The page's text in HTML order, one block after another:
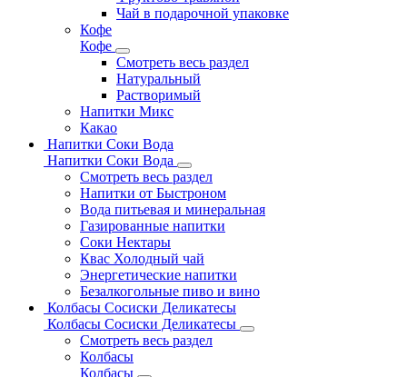
Чай в подарочной упаковке
Кофе
Кофе
Смотреть весь раздел
Натуральный
Растворимый
Напитки Микс
Какао
Напитки Соки Вода
Напитки Соки Вода
Смотреть весь раздел
Напитки от Быстроном
Вода питьевая и минеральная
Газированные напитки
Соки Нектары
Квас Холодный чай
Энергетические напитки
Безалкогольные пиво и вино
Колбасы Сосиски Деликатесы
Колбасы Сосиски Деликатесы
Смотреть весь раздел
Колбасы
Колбасы